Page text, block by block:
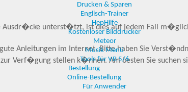
Drucken & Sparen
Englisch-Trainer
HepHilfe
Kostenloser Bilddrucker
Meteor
Musik Menü
Tools für VB 5/6
Bestellung
Online-Bestellung
Für Anwender
Ausdr�cke unterst�tzt, ist dies auf jedem Fall
Anleitungen im Internet. Bitte haben Sie
Verf�gung stellen k�nnen. Am besten Sie suchen